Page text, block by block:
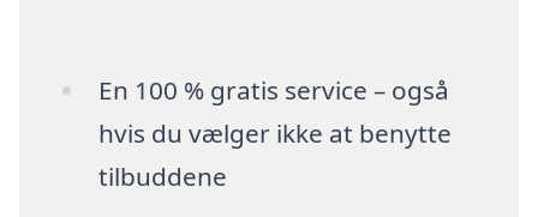
En 100 % gratis service – også
hvis du vælger ikke at benytte
tilbuddene